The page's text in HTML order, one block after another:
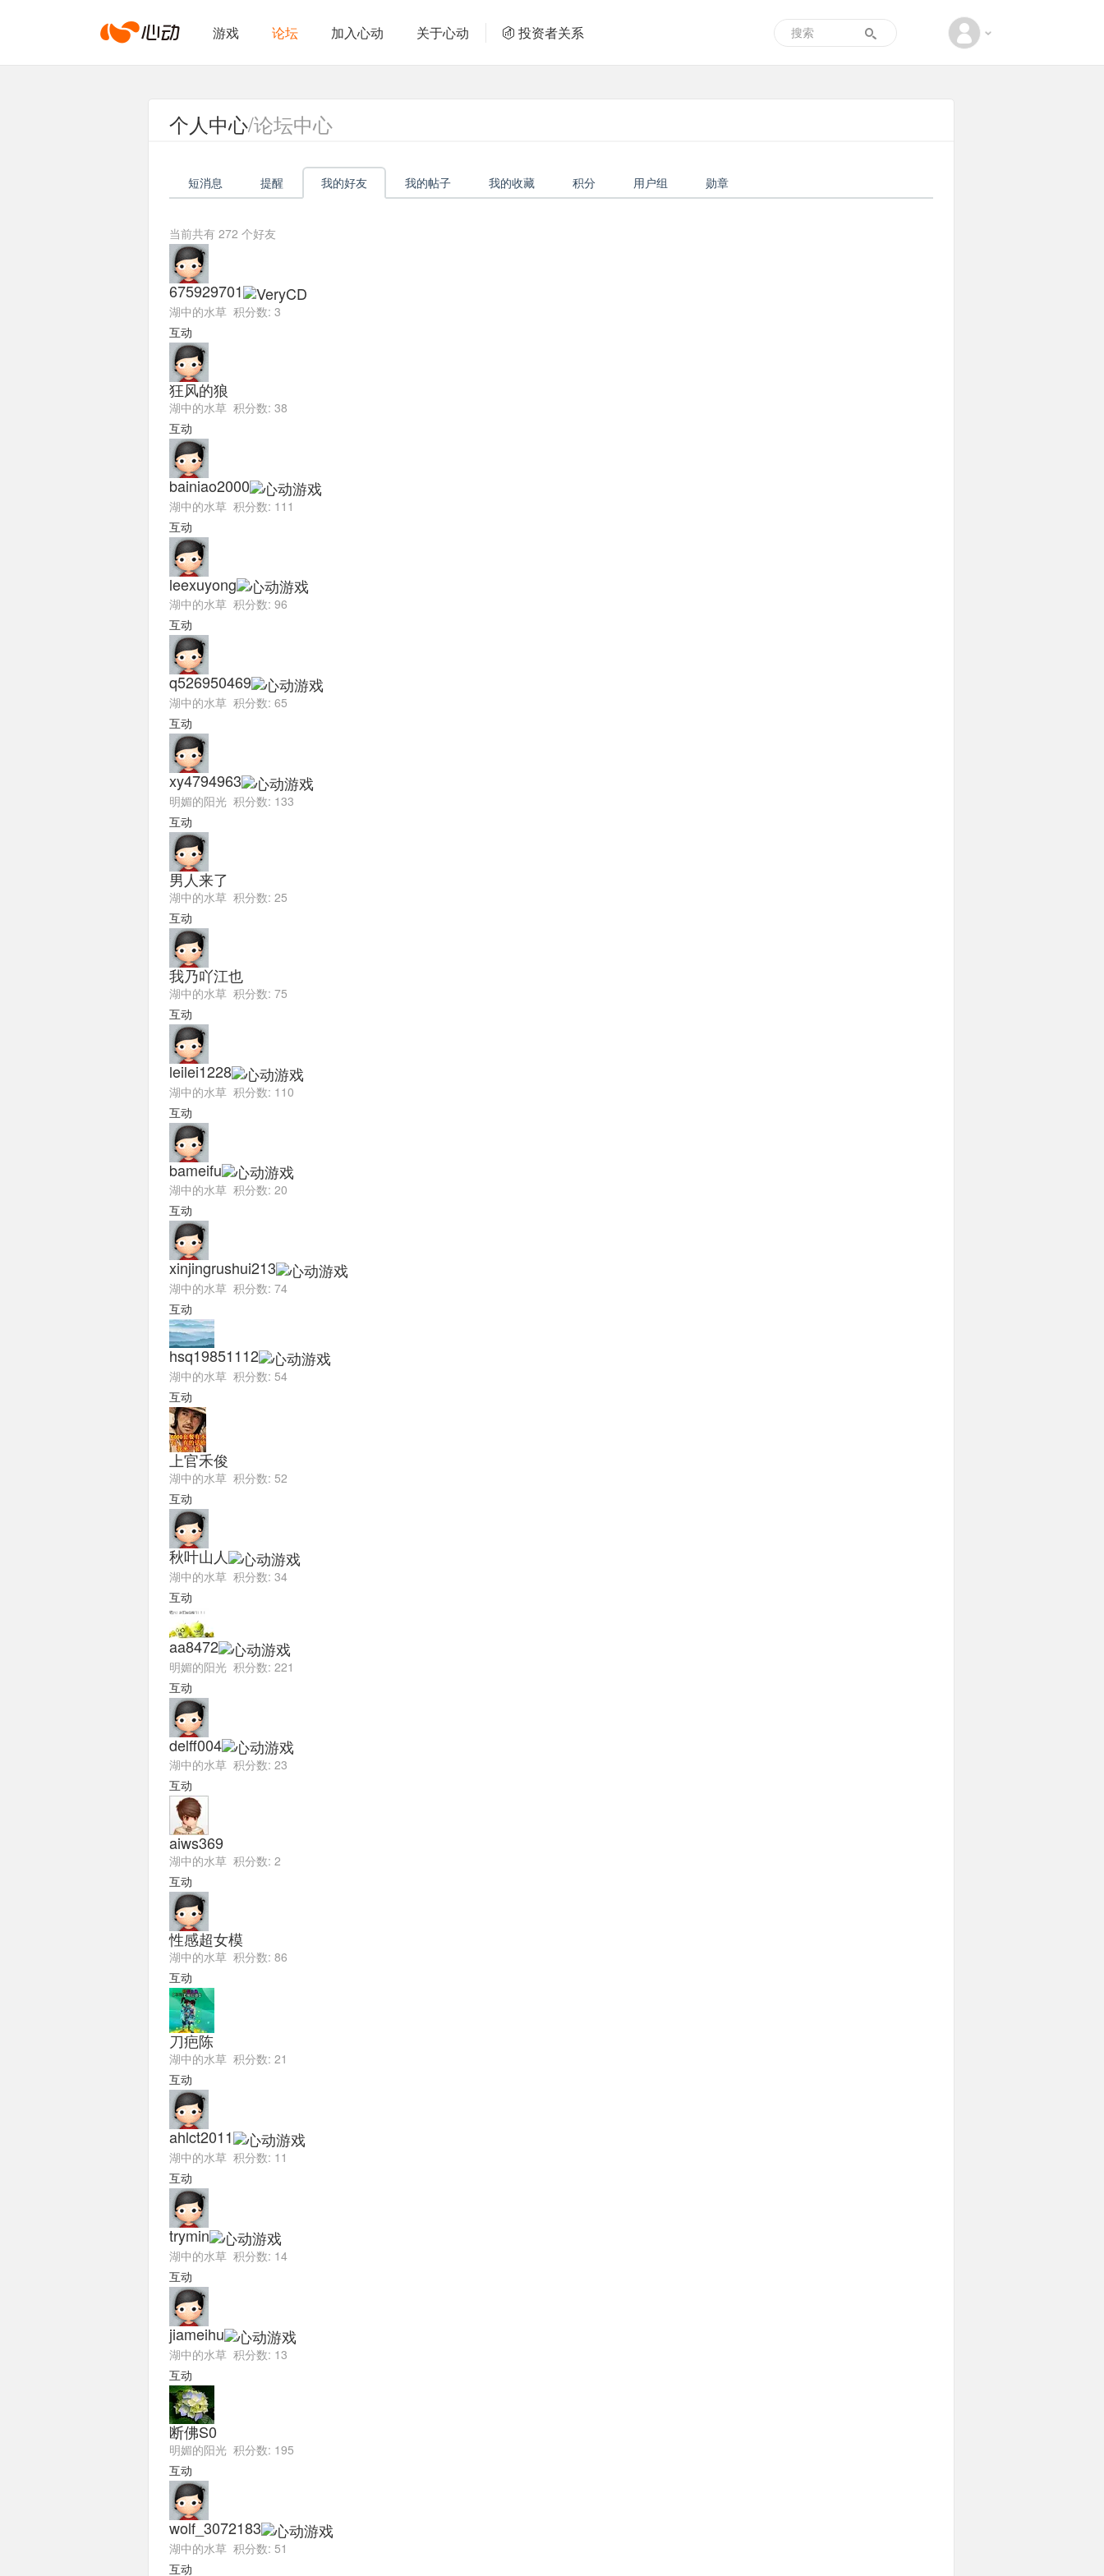
心
动
络
游戏 论坛 加入心动 关于心动 投资者关系
个人中心/论坛中心
短消息 提醒 我的好友 我的帖子 我的收藏 积分 用户组 勋章
当前共有 272 个好友
675929701
湖中的水草 积分数: 3
互动
狂风的狼
湖中的水草 积分数: 38
互动
bainiao2000
湖中的水草 积分数: 111
互动
leexuyong
湖中的水草 积分数: 96
互动
q526950469
湖中的水草 积分数: 65
互动
xy4794963
明媚的阳光 积分数: 133
互动
男人来了
湖中的水草 积分数: 25
互动
我乃吖江也
湖中的水草 积分数: 75
互动
leilei1228
湖中的水草 积分数: 110
互动
bameifu
湖中的水草 积分数: 20
互动
xinjingrushui213
湖中的水草 积分数: 74
互动
hsq19851112
湖中的水草 积分数: 54
互动
上官禾俊
湖中的水草 积分数: 52
互动
秋叶山人
湖中的水草 积分数: 34
互动
aa8472
明媚的阳光 积分数: 221
互动
delff004
湖中的水草 积分数: 23
互动
aiws369
湖中的水草 积分数: 2
互动
性感超女模
湖中的水草 积分数: 86
互动
刀疤陈
湖中的水草 积分数: 21
互动
ahlct2011
湖中的水草 积分数: 11
互动
trymin
湖中的水草 积分数: 14
互动
jiameihu
湖中的水草 积分数: 13
互动
断佛S0
明媚的阳光 积分数: 195
互动
wolf_3072183
湖中的水草 积分数: 51
互动